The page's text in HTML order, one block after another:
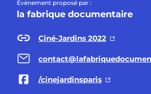
Évènement proposé par :
la fabrique documentaire
Ciné-Jardins 2022
/cinejardinsparis